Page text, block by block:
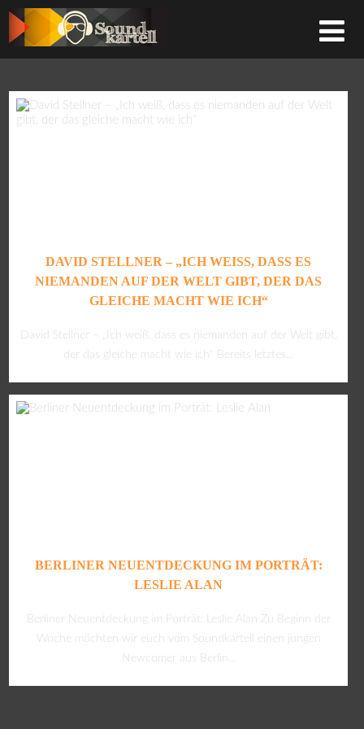
DAVID STELLNER – „ICH WEISS, DASS ES N
IEMANDEN AUF DER WELT GIBT, DER DAS G
LEICHE MACHT WIE ICH“
David Stellner – „Ich weiß, dass es niemanden auf der Welt gibt,
der das gleiche macht wie ich“ Bereits letztes...
BERLINER NEUENTDECKUNG IM PORTRÄT:
LESLIE ALAN
Berliner Neuentdeckung im Porträt: Leslie Alan Zu Beginn der
Woche möchten wir euch vom Soundkartell einen jungen
Newcomer aus Berlin...